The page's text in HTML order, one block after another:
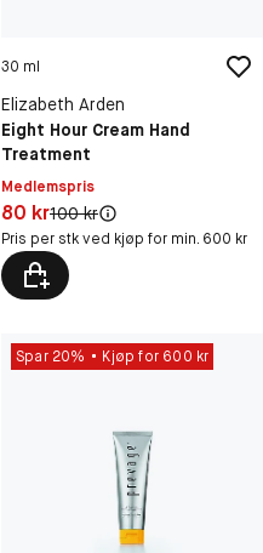
30 ml
Elizabeth Arden
Eight Hour Cream Hand
Treatment
Medlemspris
Pris: 80 kr
80 krOriginal pris:
100 kr
Pris per stk ved kjøp for min. 600 kr
Spar 20% Kjøp for 600 kr